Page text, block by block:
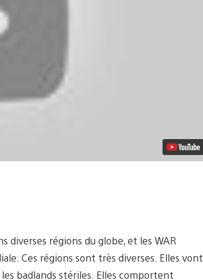
diverses régions du globe, et les WAR
Ces régions sont très diverses. Elles vont
badlands stériles. Elles comportent